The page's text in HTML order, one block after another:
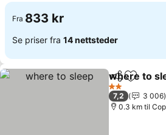
Fra 833 kr
Se priser fra 14 nettsteder
Del Legg til
where to
2 Stjerner
7,2
3 006
0.3 km til